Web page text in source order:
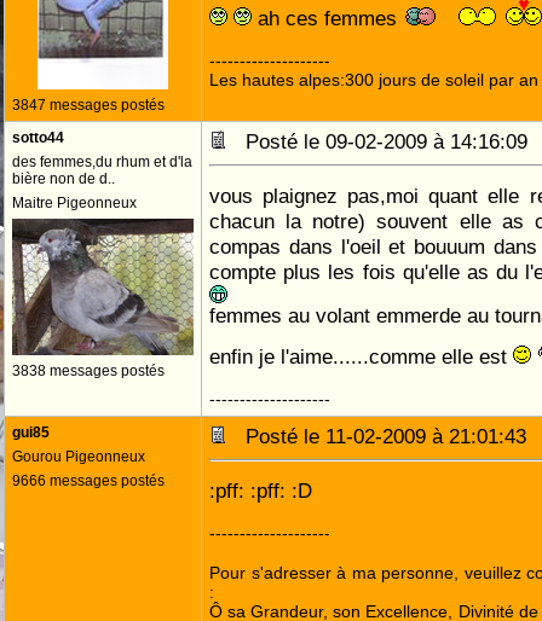
3847 messages postés
ah ces femmes
--------------------
Les hautes alpes:300 jours de soleil par an
sotto44
des femmes,du rhum et d'la
bière non de d..
Maitre Pigeonneux
3838 messages postés
Posté le 09-02-2009 à
vous plaignez pas,moi quant elle
chacun la notre) souvent elle as
compas dans l'oeil et bouuum
compte plus les fois qu'elle as du
femmes au volant emmerde au
enfin je l'aime......comme elle est
--------------------
gui85
Gourou Pigeonneux
9666 messages postés
Posté le 11-02-2009 à
:pff: :pff: :D
--------------------
Pour s'adresser à ma personne, veuillez
:
Ô sa Grandeur, son Excellence, Divinité